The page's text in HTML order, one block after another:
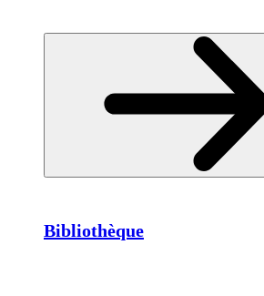
Bibliothèque